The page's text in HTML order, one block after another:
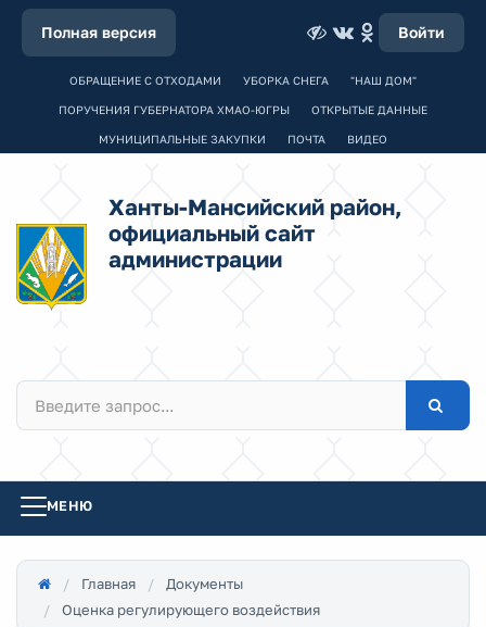
Полная версия Войти
ОБРАЩЕНИЕ С ОТХОДАМИ УБОРКА СНЕГА "НАШ ДОМ"
ПОРУЧЕНИЯ ГУБЕРНАТОРА ХМАО-ЮГРЫ ОТКРЫТЫЕ ДАННЫЕ
МУНИЦИПАЛЬНЫЕ ЗАКУПКИ ПОЧТА ВИДЕО
Ханты-Мансийский район,
официальный сайт
администрации
МЕНЮ
Главная
Документы
Оценка регулирующего воздействия